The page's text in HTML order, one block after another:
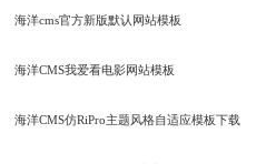
海洋cms官方新版默认网站模板
海洋CMS我爱看电影网站模板
海洋CMS仿RiPro主题风格自适应模板下载